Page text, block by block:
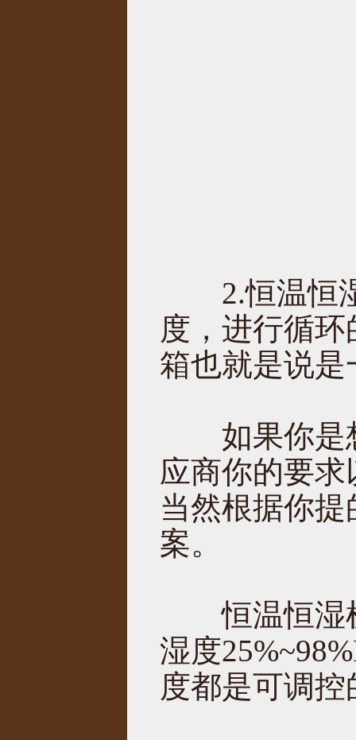
2.恒温恒湿
度，进行循
箱也就是说
如果你是想
应商你的要
当然根据你
案。
恒温恒湿机
湿度
度都是可调控